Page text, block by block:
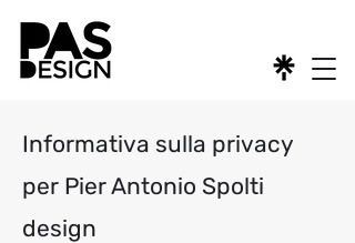
Informativa sulla privacy
per Pier Antonio Spolti
design